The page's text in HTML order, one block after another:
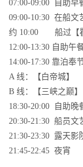
07:00-09:00 自助早
09:00-10:30 在船文
约 10:00 船过【瞿
12:00-13:30 自助午
14:00-17:30 靠泊奉
A 线：【白帝城】
B 线：【三峡之巅】
18:30-20:00 自助晚
20:30-21:30 船员文
21:30-23:30 露天影
21:45-22:45 夜宵